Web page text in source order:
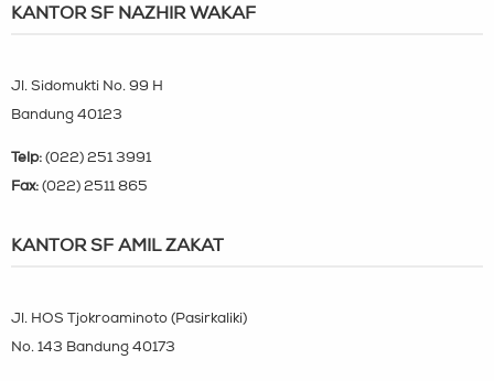
KANTOR SF NAZHIR WAKAF
Jl. Sidomukti No. 99 H
Bandung 40123
Telp: (022) 251 3991
Fax: (022) 2511 865
KANTOR SF AMIL ZAKAT
Jl. HOS Tjokroaminoto (Pasirkaliki)
No. 143 Bandung 40173